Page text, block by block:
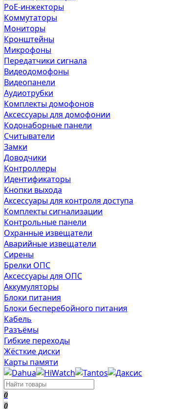
PoE-инжекторы
Коммутаторы
Мониторы
Кронштейны
Микрофоны
Передатчики сигнала
Видеодомофоны
Видеопанели
Аудиотрубки
Комплекты домофонов
Аксессуары для домофонии
Кодонаборные панели
Считыватели
Замки
Доводчики
Контроллеры
Идентификаторы
Кнопки выхода
Аксессуары для контроля доступа
Комплекты сигнализации
Контрольные панели
Охранные извещатели
Аварийные извещатели
Сирены
Брелки ОПС
Аксессуары для ОПС
Аккумуляторы
Блоки питания
Блоки бесперебойного питания
Кабель
Разъёмы
Гибкие переходы
Жёсткие диски
Карты памяти
0
0